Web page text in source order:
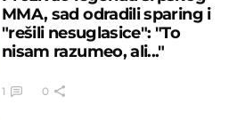
MMA, sad odradili sparing i
"rešili nesuglasice": "To
nisam razumeo, ali..."
1 0